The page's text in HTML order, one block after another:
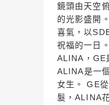
鏡頭由天空
的光影盛開
喜氣，以
祝福的一日
ALINA，GE
ALINA是一
女生。 GE
髮，ALINA